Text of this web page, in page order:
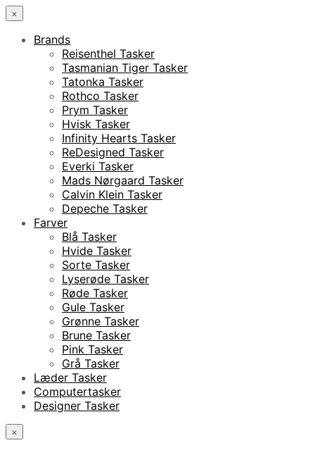
×
Brands
Reisenthel Tasker
Tasmanian Tiger Tasker
Tatonka Tasker
Rothco Tasker
Prym Tasker
Hvisk Tasker
Infinity Hearts Tasker
ReDesigned Tasker
Everki Tasker
Mads Nørgaard Tasker
Calvin Klein Tasker
Depeche Tasker
Farver
Blå Tasker
Hvide Tasker
Sorte Tasker
Lyserøde Tasker
Røde Tasker
Gule Tasker
Grønne Tasker
Brune Tasker
Pink Tasker
Grå Tasker
Læder Tasker
Computertasker
Designer Tasker
×